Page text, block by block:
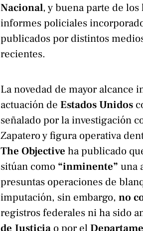
Nacional, y buena parte de
informes policiales
publicados por distintos
recientes.
La novedad de mayor alcance
actuación deEstados Unidos
señalado por la investigación
Zapatero y figura operativa
The Objective ha publicado
sitúan como “inminente”una
presuntas operaciones de
imputación, sin embargo,no
registros federales ni ha sido
de Justicia o por el